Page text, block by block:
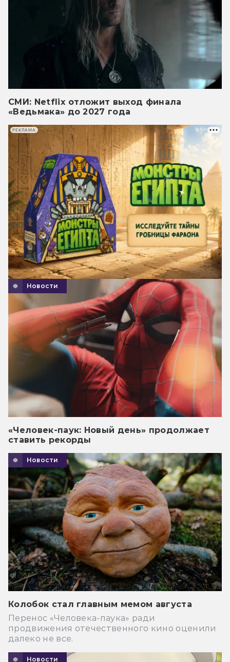
СМИ: Netflix отложит выход финала
«Ведьмака» до 2027 года
Новости
«Человек-паук: Новый день» продолжает
ставить рекорды
Новости
Колобок стал главным мемом августа
Перенос «Человека-паука» ради
продвижения отечественного кино оценили
далеко не все.
Новости
РЕКЛАМА